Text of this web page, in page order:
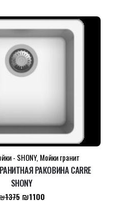
составляла
₪3581.
₪2789.
- SHONY, Мойки гранит
РАКОВИНА CARRE
SHONY
1375 Первоначальная
₪1100Текущая